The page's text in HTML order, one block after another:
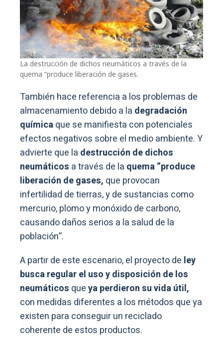
La destrucción de dichos neumáticos a través de la
quema “produce liberación de gases.
También hace referencia a los problemas de
almacenamiento debido a la degradación
químicaque se manifiesta con potenciales
efectos negativos sobre el medio ambiente. Y
advierte que la destrucción de dichos
neumáticos a través de la quema “produce
liberación de gases, que provocan
infertilidad de tierras, y de sustancias como
mercurio, plomo y monóxido de carbono,
causando daños serios a la salud de la
población”.
A partir de este escenario, el proyecto de ley
busca regular el uso y disposición de los
neumáticos queya perdieron su vida útil,
con medidas diferentes a los métodos que ya
existen para conseguir un reciclado
coherente de estos productos.